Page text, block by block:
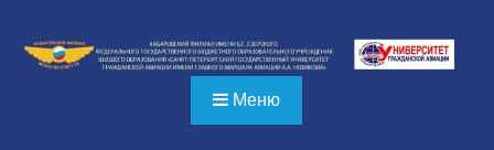
содержимому
Меню